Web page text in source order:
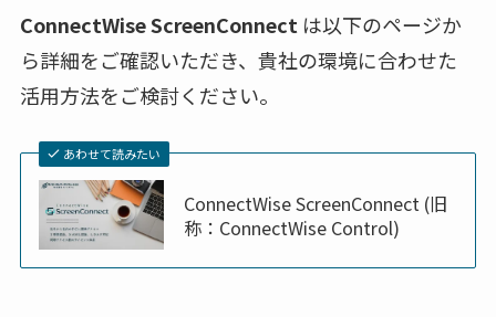
ConnectWise ScreenConnect は以下のページか
ら詳細をご確認いただき、貴社の環境に合わせた
活用方法をご検討ください。
あわせて読みたい
ConnectWise ScreenConnect (旧
称：ConnectWise Control)